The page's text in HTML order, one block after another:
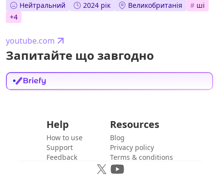
Нейтральний 2024 рік Великобританія # ші
+4
youtube.com
Запитайте що завгодно
Help
How to use
Support
Feedback
Resources
Blog
Privacy policy
Terms & conditions